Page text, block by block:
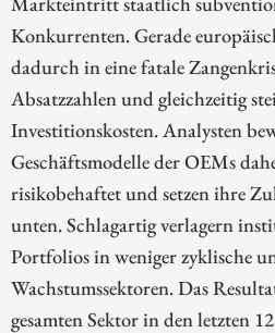
Konkurrenten. Gerade
dadurch in eine fatale
Absatzzahlen und gleichzeitig
Investitionskosten. Analysten
Geschäftsmodelle der OEMs
risikobehaftet und setzen ihre
unten. Schlagartig verlagern
Portfolios in weniger zyklische
Wachstumssektoren. Das
gesamten Sektor in den letzten